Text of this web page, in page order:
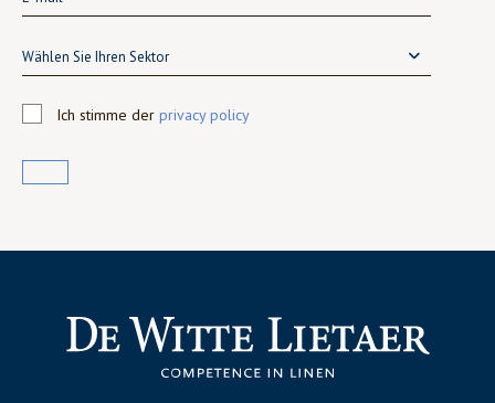
Wählen Sie Ihren Sektor
Ich stimme der privacy policy